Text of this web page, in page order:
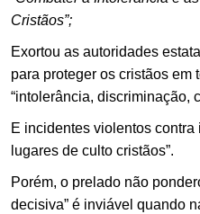
Cristãos”;
Exortou as autoridades
para proteger os cristãos em
“intolerância, discriminação,
E incidentes violentos
lugares de culto cristãos”.
Porém, o prelado não
decisiva” é inviável quando